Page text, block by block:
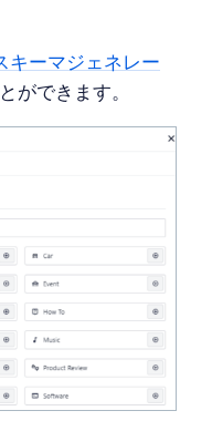
キーマジェネレー
ができます。